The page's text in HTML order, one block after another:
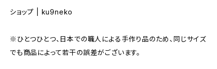
ショップ | ku9neko
※ひとつひとつ、日本での職人による手作り品のため、同じサイズ
でも商品によって若干の誤差がございます。